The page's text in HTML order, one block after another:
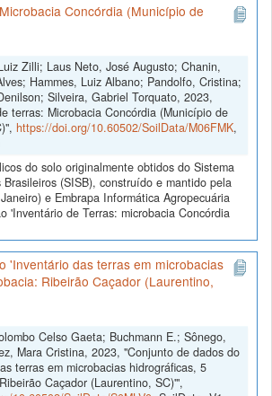
Concórdia (Município de
Zilli; Laus Neto, José Augusto; Chanin,
Hammes, Luiz Albano; Pandolfo, Cristina;
Silveira, Gabriel Torquato, 2023,
terras: Microbacia Concórdia (Município de
https://doi.org/10.60502/SoilData/M06FMK,
do solo originalmente obtidos do Sistema
(SISB), construído e mantido pela
e Embrapa Informática Agropecuária
'Inventário de Terras: microbacia Concórdia
'Inventário das terras em microbacias
Ribeirão Caçador (Laurentino,
Celso Gaeta; Buchmann E.; Sônego,
Mara Cristina, 2023, "Conjunto de dados do
terras em microbacias hidrográficas, 5
Caçador (Laurentino, SC)'",